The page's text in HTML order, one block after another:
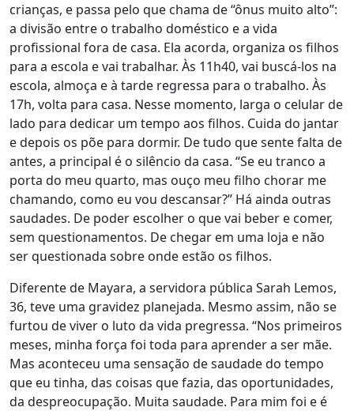
crianças, e passa pelo que chama de “ônus muito alto”:
a divisão entre o trabalho doméstico e a vida
profissional fora de casa. Ela acorda, organiza os filhos
para a escola e vai trabalhar. Às 11h40, vai buscá-los na
escola, almoça e à tarde regressa para o trabalho. Às
17h, volta para casa. Nesse momento, larga o celular de
lado para dedicar um tempo aos filhos. Cuida do jantar
e depois os põe para dormir. De tudo que sente falta de
antes, a principal é o silêncio da casa. “Se eu tranco a
porta do meu quarto, mas ouço meu filho chorar me
chamando, como eu vou descansar?” Há ainda outras
saudades. De poder escolher o que vai beber e comer,
sem questionamentos. De chegar em uma loja e não
ser questionada sobre onde estão os filhos.
Diferente de Mayara, a servidora pública Sarah Lemos,
36, teve uma gravidez planejada. Mesmo assim, não se
furtou de viver o luto da vida pregressa. “Nos primeiros
meses, minha força foi toda para aprender a ser mãe.
Mas aconteceu uma sensação de saudade do tempo
que eu tinha, das coisas que fazia, das oportunidades,
da despreocupação. Muita saudade. Para mim foi e é